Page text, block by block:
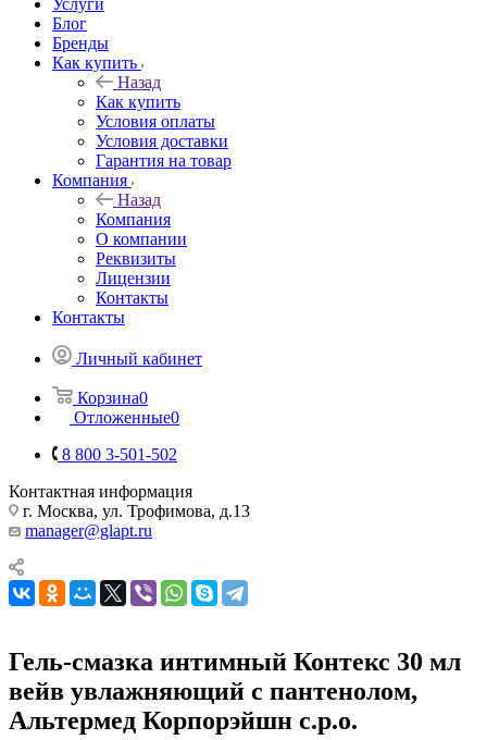
Услуги
Блог
Бренды
Как купить
Назад
Как купить
Условия оплаты
Условия доставки
Гарантия на товар
Компания
Назад
Компания
О компании
Реквизиты
Лицензии
Контакты
Контакты
Личный кабинет
Корзина0
Отложенные0
8 800 3-501-502
Контактная информация
г. Москва, ул. Трофимова, д.13
manager@glapt.ru
Гель-смазка интимный Контекс 30 мл
вейв увлажняющий с пантенолом,
Альтермед Корпорэйшн с.р.о.